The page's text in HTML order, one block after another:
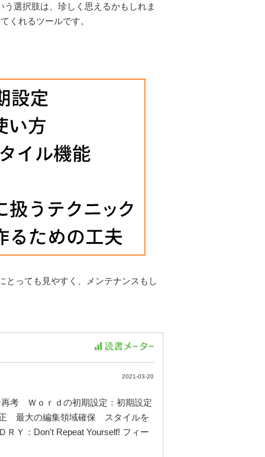
選択肢は、珍しく思えるかもしれま
くれるツールです。
とっても見やすく、メンテナンスもし
2021-03-20
考 Ｗｏｒｄの初期設定：初期設定
最大の編集領域確保 スタイルを
Ｙ：Don't Repeat Yourself! フィー